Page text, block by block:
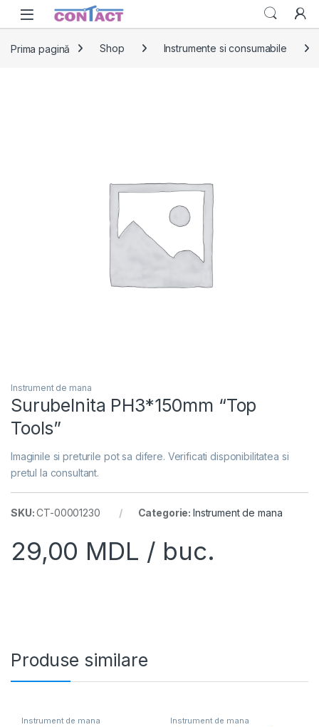
Skip to navigation
Skip to content
Prima pagină Shop Instrumente si consumabile
Instrument de mana
Surubelnita PH3*150mm “Top
Tools”
Imaginile si preturile pot sa difere. Verificati disponibilitatea si
pretul la consultant.
SKU:CT-00001230 Categorie: Instrument de mana
29,00 MDL / buc.
Produse similare
Instrument de mana Instrument de mana